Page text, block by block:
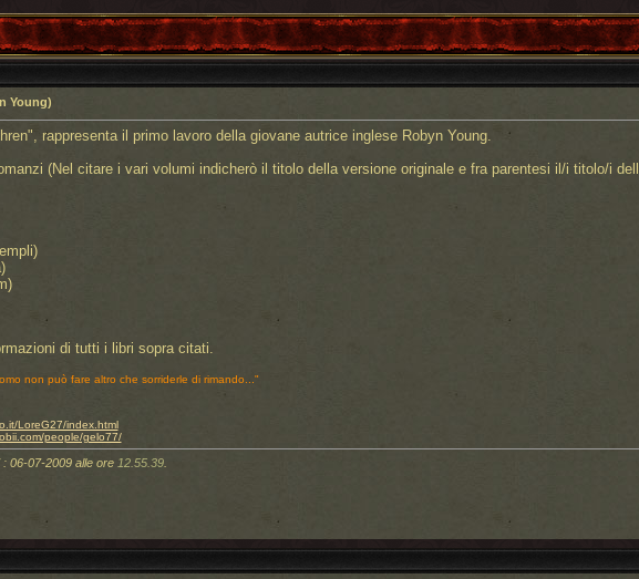
Young)
rappresenta il primo lavoro della giovane autrice inglese Robyn Young.
(Nel citare i vari volumi indicherò il titolo della versione originale e fra parentesi il/i titolo/i
di tutti i libri sopra citati.
non può fare altro che sorriderle di rimando..."
LoreG27/index.html
people/gelo77/
06-07-2009 alle ore 12.55.39.